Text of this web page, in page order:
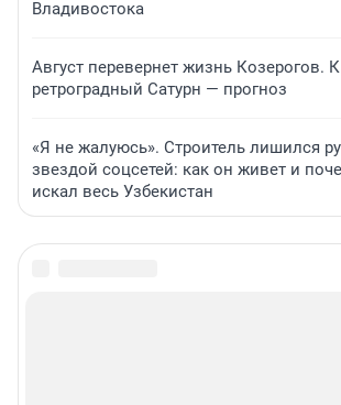
Владивостока
Август перевернет жизнь Козерогов.
ретроградный Сатурн — прогноз
«Я не жалуюсь». Строитель лишился
звездой соцсетей: как он живет и
искал весь Узбекистан